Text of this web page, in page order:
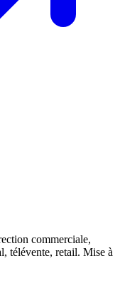
commerciale,
télévente, retail. Mise à